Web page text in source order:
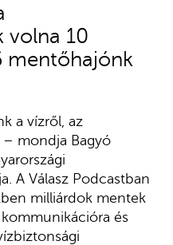
volna 10
mentőhajónk
a vízről, az
mondja Bagyó
A Válasz Podcastban
milliárdok mentek
és